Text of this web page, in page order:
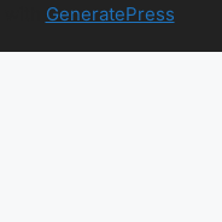
GeneratePress